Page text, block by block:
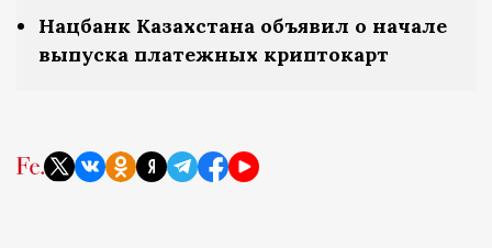
Нацбанк Казахстана объявил о начале
выпуска платежных криптокарт